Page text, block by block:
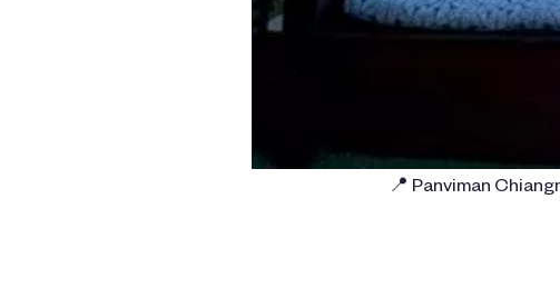
📍 Panviman